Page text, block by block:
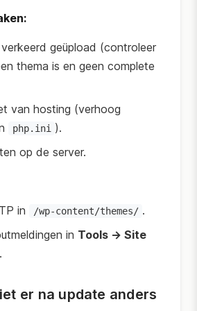
geüpload (controleer
thema is en geen complete
van hosting (verhoog
php.ini ).
op de server.
in /wp-content/themes/ .
in Tools → Site
.
er na update anders